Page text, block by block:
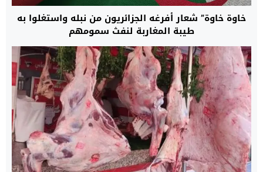
خاوة خاوة” شعار أفرغه الجزائريون من نبله واستغلوا به
طيبة المغاربة لنفث سمومهم